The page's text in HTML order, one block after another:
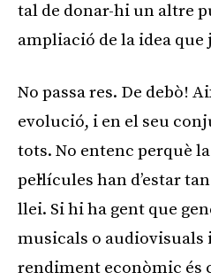
tal de donar-hi un altre
ampliació de la idea
No passa res. De debò!
evolució, i en el seu
tots. No entenc perquè
pel·lícules han d’estar
llei. Si hi ha gent que
musicals o audiovisuals
rendiment econòmic és